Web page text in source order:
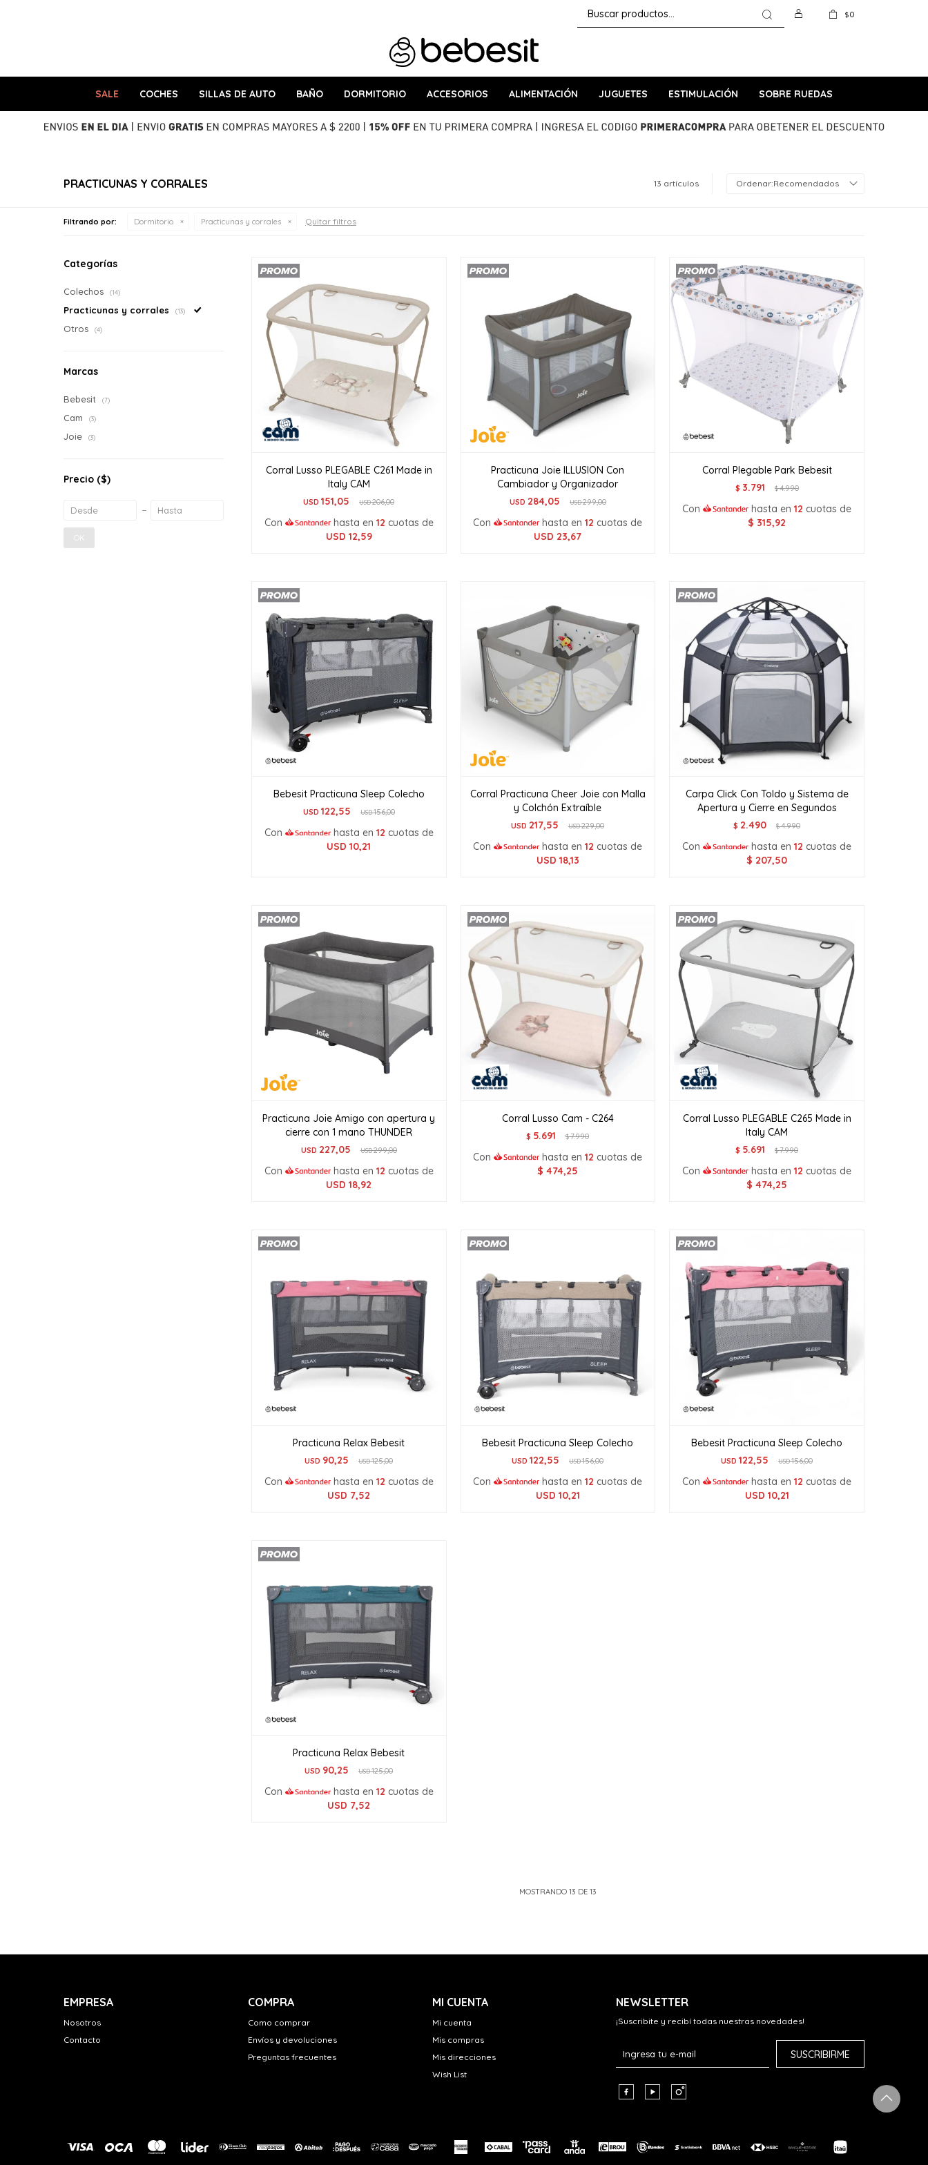
SALE COCHES SILLAS DE AUTO BAÑO DORMITORIO ACCESORIOS ALIMENTACIÓN JUGUETES ESTIMULACIÓN SOBRE RUEDAS
$0
PRACTICUNAS Y CORRALES 13 artículos Recomendados
Filtrando por: Dormitorio Practicunas y corrales Quitar filtros
Corral Lusso PLEGABLE C261 Made in
Italy CAM
USD 151,05 USD206,00
Con hasta en 12 cuotas de
USD 12,59
Practicuna Joie ILLUSION Con
Cambiador y Organizador
USD 284,05 USD299,00
Con hasta en12 cuotas de
USD 23,67
Corral Plegable Park Bebesit
$ 3.791 $4.990
Con hasta en12 cuotas de
$ 315,92
Bebesit Practicuna Sleep Colecho
USD 122,55 USD156,00
Con hasta en 12 cuotas de
USD 10,21
Corral Practicuna Cheer Joie con Malla
y Colchón Extraíble
USD 217,55 USD229,00
Con hasta en12 cuotas de
USD 18,13
Carpa Click Con Toldo y Sistema de
Apertura y Cierre en Segundos
$ 2.490 $4.990
Con hasta en12 cuotas de
$ 207,50
Practicuna Joie Amigo con apertura y
cierre con 1 mano THUNDER
USD 227,05 USD299,00
Con hasta en 12 cuotas de
USD 18,92
Corral Lusso Cam - C264
$ 5.691 $7.990
Con hasta en12 cuotas de
$ 474,25
Corral Lusso PLEGABLE C265 Made in
Italy CAM
$ 5.691 $7.990
Con hasta en12 cuotas de
$ 474,25
Practicuna Relax Bebesit
USD 90,25 USD125,00
Con hasta en 12 cuotas de
USD 7,52
Bebesit Practicuna Sleep Colecho
USD 122,55 USD156,00
Con hasta en12 cuotas de
USD 10,21
Bebesit Practicuna Sleep Colecho
USD 122,55 USD156,00
Con hasta en12 cuotas de
USD 10,21
Practicuna Relax Bebesit
USD 90,25 USD125,00
Con hasta en 12 cuotas de
USD 7,52
MOSTRANDO 13 DE 13
Categorías
Colechos (14)
Practicunas y corrales (13)
Otros (4)
Marcas
Bebesit (7)
Cam (3)
Joie (3)
Precio ($)
OK
EMPRESA
Nosotros
Contacto
COMPRA
Como comprar
Envíos y devoluciones
Preguntas frecuentes
MI CUENTA
Mi cuenta
Mis compras
Mis direcciones
Wish List
NEWSLETTER
¡Suscribite y recibí todas nuestras novedades!
SUSCRIBIRME
  